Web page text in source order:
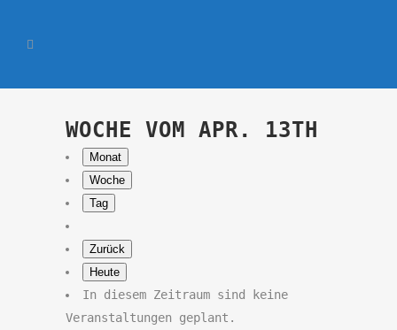
WOCHE VOM APR. 13TH
Monat
Woche
Tag
Zurück
Heute
In diesem Zeitraum sind keine
Veranstaltungen geplant.